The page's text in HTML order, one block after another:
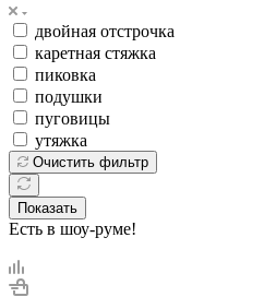
двойная отстрочка
каретная стяжка
пиковка
подушки
пуговицы
утяжка
Очистить фильтр
Показать
Есть в шоу-руме!